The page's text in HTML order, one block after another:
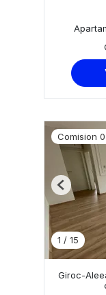
Comision
1 / 15
Previous
Giroc-